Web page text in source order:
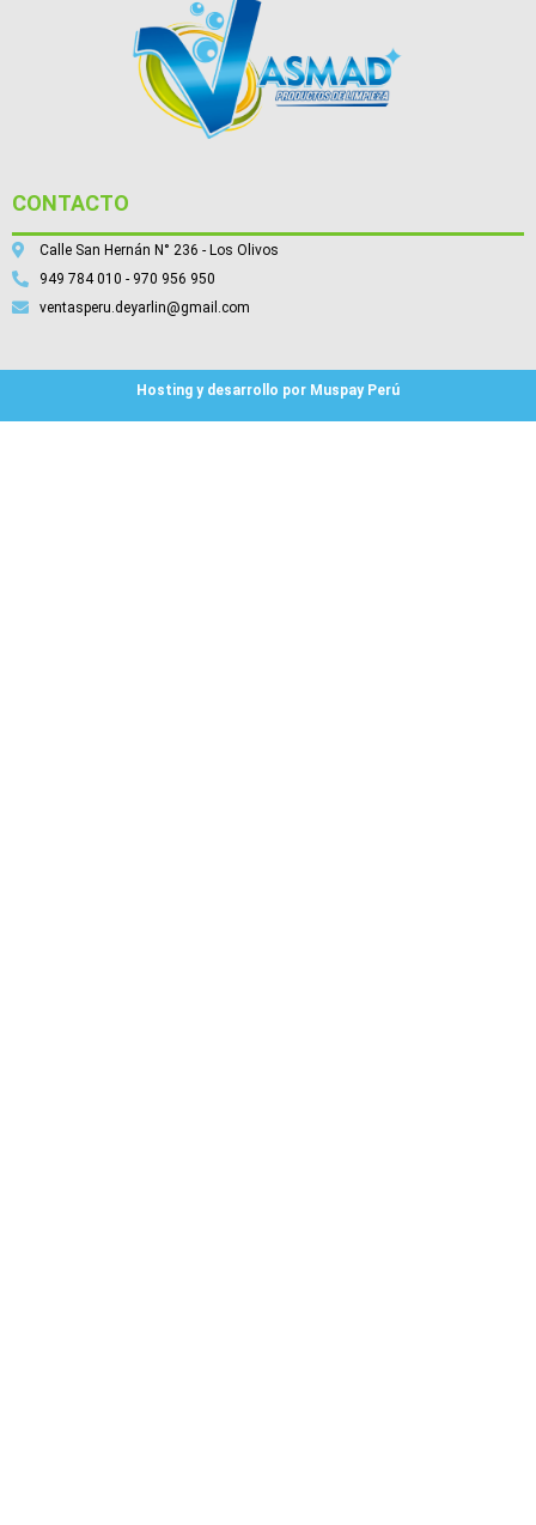
CONTACTO
Calle San Hernán N° 236 - Los Olivos
949 784 010 - 970 956 950
ventasperu.deyarlin@gmail.com
Hosting y desarrollo por Muspay Perú